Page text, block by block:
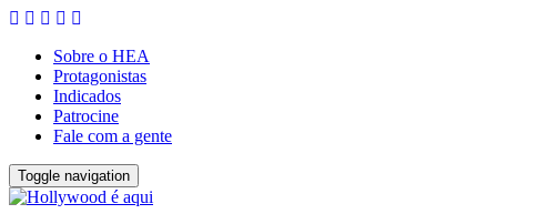
Sobre o HEA
Protagonistas
Indicados
Patrocine
Fale com a gente
Toggle navigation